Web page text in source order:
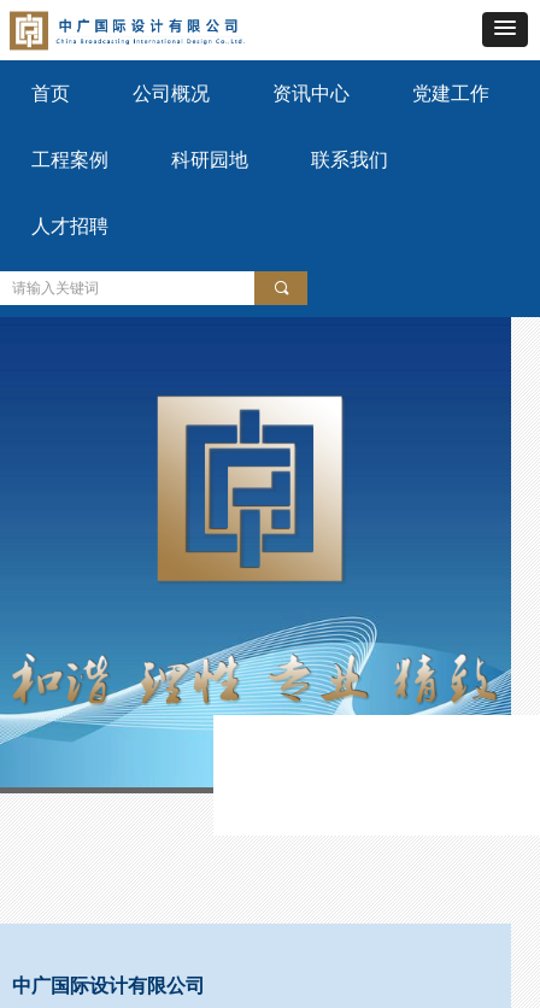
首页 公司概况 资讯中心 党建工作
工程案例 科研园地 联系我们
人才招聘
끠
中广国际设计有限公司